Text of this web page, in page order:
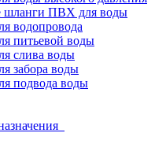
шланги ПВХ для воды
водопровода
питьевой воды
слива воды
забора воды
подвода воды